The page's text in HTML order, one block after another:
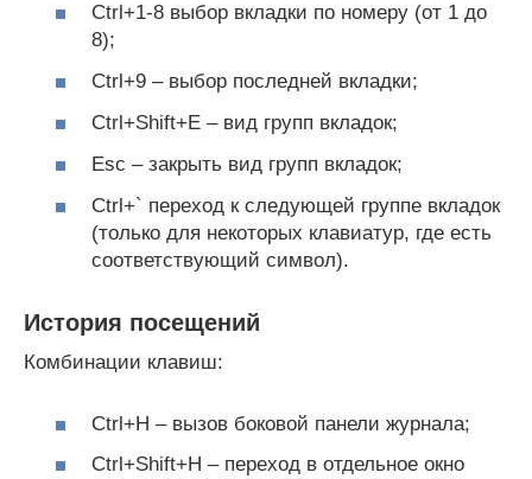
Ctrl+1-8 выбор вкладки по номеру (от 1 до
8);
Ctrl+9 – выбор последней вкладки;
Ctrl+Shift+E – вид групп вкладок;
Esc – закрыть вид групп вкладок;
Ctrl+` переход к следующей группе вкладок
(только для некоторых клавиатур, где есть
соответствующий символ).
История посещений
Комбинации клавиш:
Ctrl+H – вызов боковой панели журнала;
Ctrl+Shift+H – переход в отдельное окно